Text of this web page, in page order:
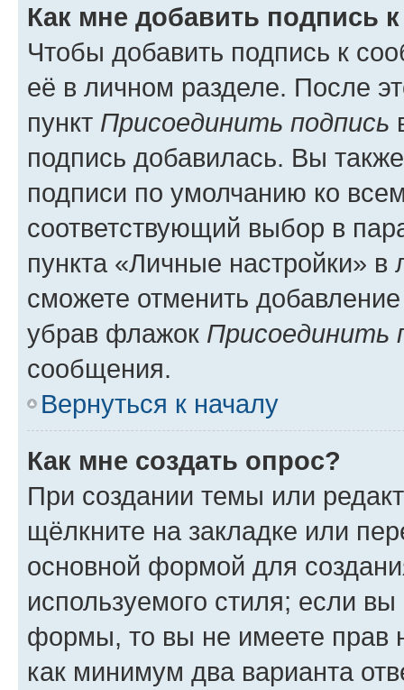
Как мне добавить подпись
Чтобы добавить подпись к
её в личном разделе. После
пункт Присоединить подпись
подпись добавилась. Вы
подписи по умолчанию ко
соответствующий выбор в
пункта «Личные настройки»
сможете отменить
убрав флажок Присоединить
сообщения.
Вернуться к началу
Как мне создать опрос?
При создании темы или
щёлкните на закладке или
основной формой для
используемого стиля; если
формы, то вы не имеете прав
как минимум два варианта